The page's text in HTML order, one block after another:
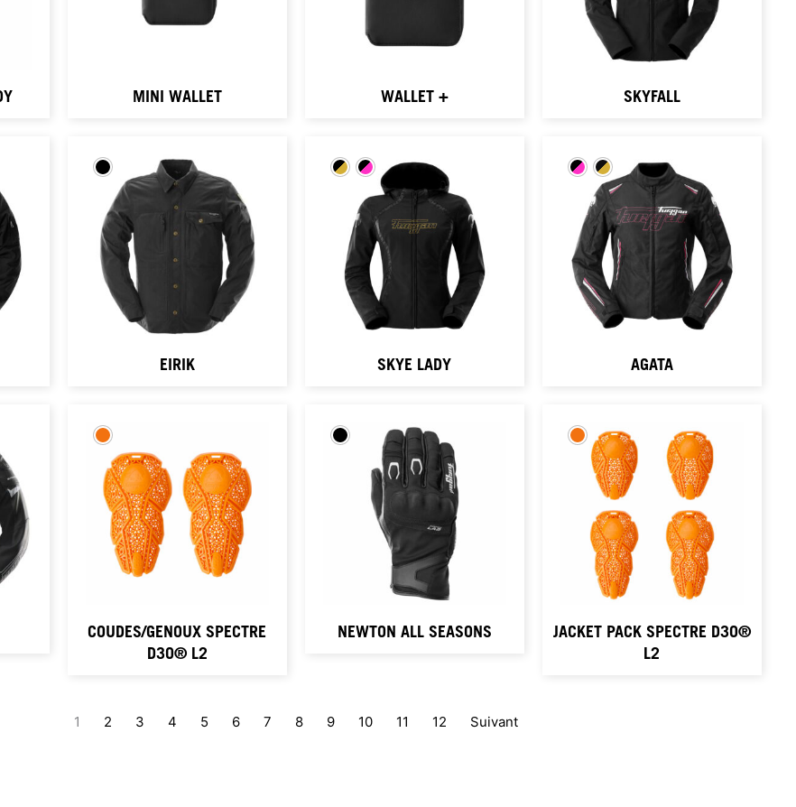
MINI WALLET WALLET + SKYFALL
EIRIK SKYE LADY AGATA
COUDES/GENOUX SPECTRE
D3O® L2
NEWTON ALL SEASONS
JACKET PACK SPECTRE D3O®
L2
1 2 3 4 5 6 7 8 9 10 11 12 Suivant